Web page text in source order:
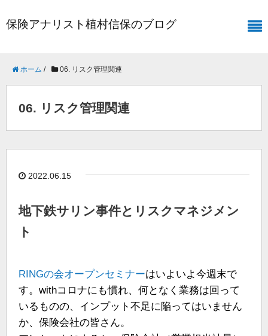
保険アナリスト植村信保のブログ
ホーム / 06. リスク管理関連
06. リスク管理関連
2022.06.15
地下鉄サリン事件とリスクマネジメン
ト
RINGの会オープンセミナーはいよいよ今週末で
す。withコロナにも慣れ、何となく業務は回って
いるものの、インプット不足に陥ってはいません
か、保険会社の皆さん。